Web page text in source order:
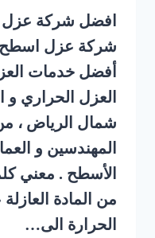
افضل شركة
شركة عزل اسطح
أفضل خدمات
العزل الحراري
شمال الرياض ،
المهندسين و
الأسطح . معني
من المادة
الحرارة الى…